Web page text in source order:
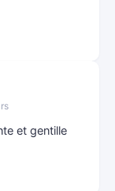
et gentille